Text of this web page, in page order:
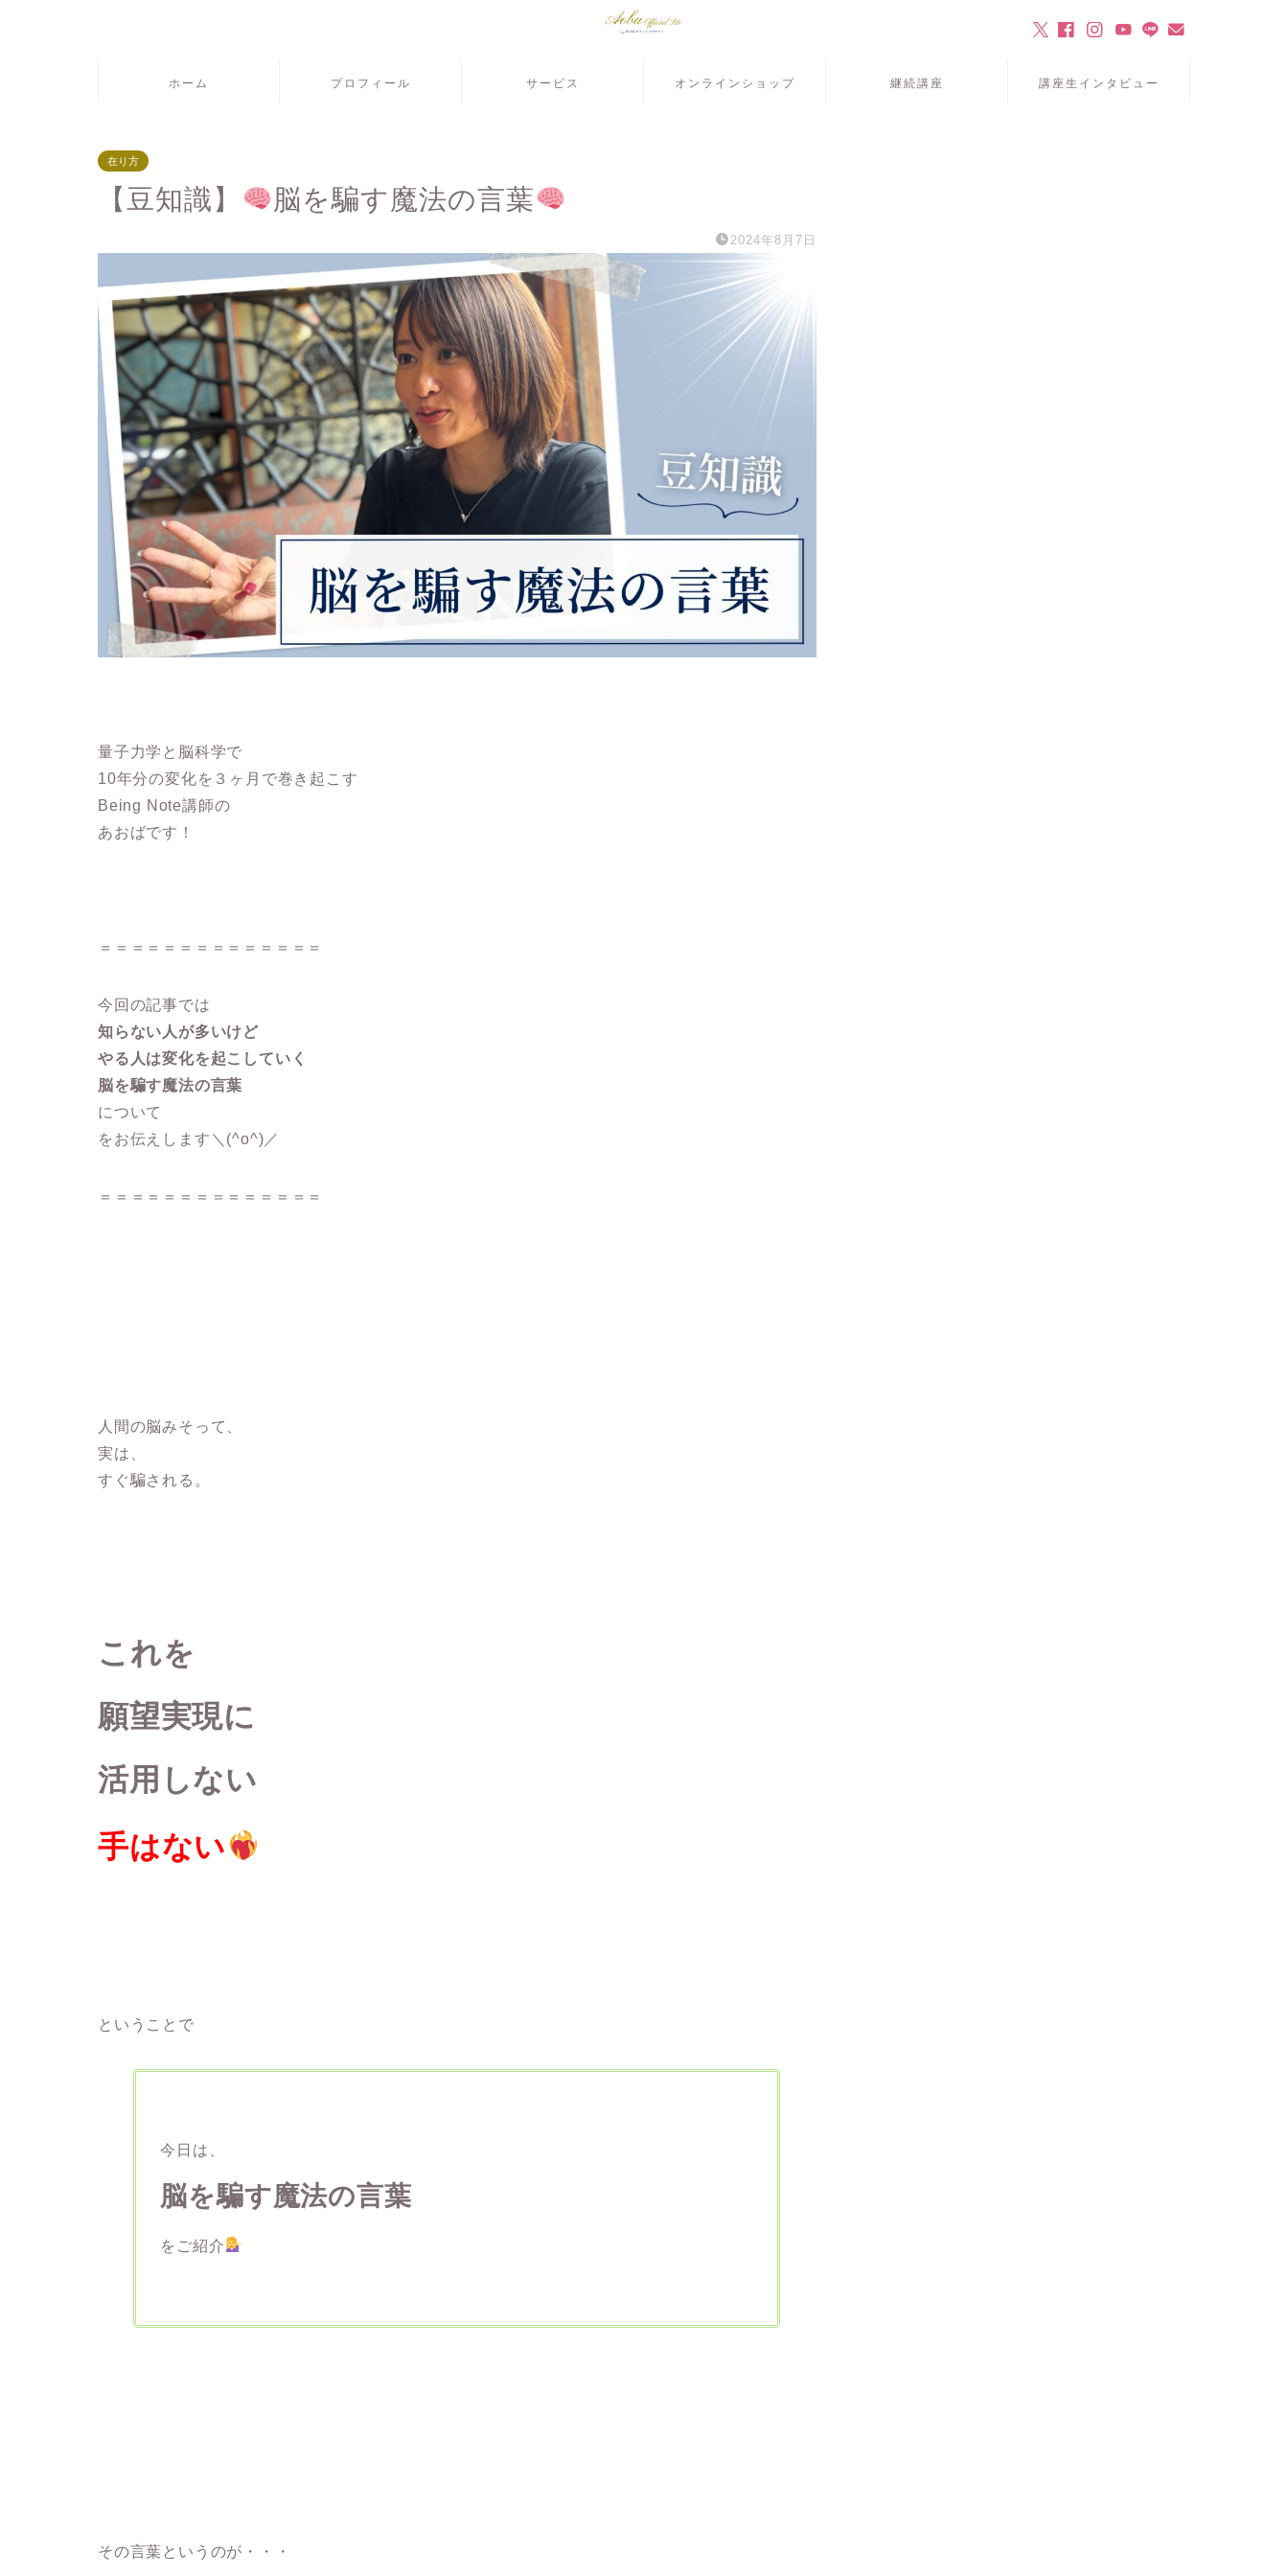
ホーム プロフィール サービス オンラインショップ 継続講座 講座生インタビュー
在り方
【豆知識】 脳を騙す魔法の言葉
2024年8月7日
量子力学と脳科学で
10年分の変化を３ヶ月で巻き起こす
Being Note講師の
あおばです！
＝＝＝＝＝＝＝＝＝＝＝＝＝＝
今回の記事では
知らない人が多いけど
やる人は変化を起こしていく
脳を騙す魔法の言葉
について
をお伝えします＼(^o^)／
＝＝＝＝＝＝＝＝＝＝＝＝＝＝
人間の脳みそって、
実は、
すぐ騙される。
これを
願望実現に
活用しない
手はない
ということで
今日は、
脳を騙す魔法の言葉
をご紹介
その言葉というのが・・・